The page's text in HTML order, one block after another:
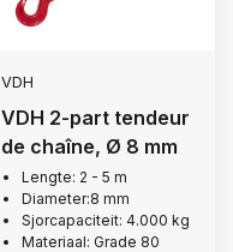
VDH
VDH 2-part tendeur
de chaîne, Ø 8 mm
Lengte: 2 - 5 m
Diameter:8 mm
Sjorcapaciteit: 4.000 kg
Materiaal: Grade 80